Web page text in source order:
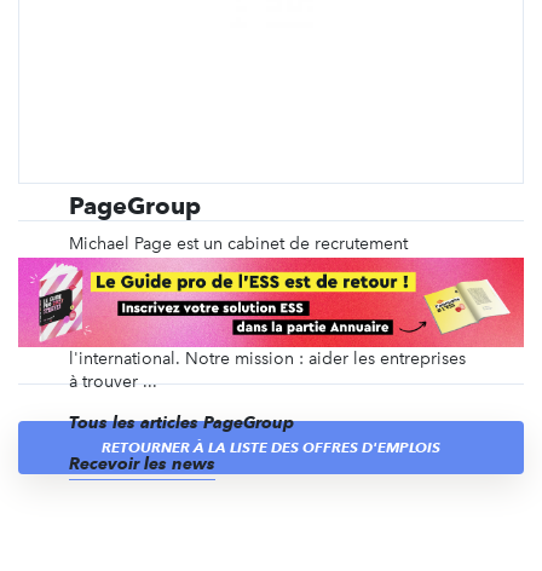
PageGroup
Michael Page est un cabinet de recrutement
spécialisé depuis plus de 40 ans dans le
recrutement en CDI, en intérim, en management de
transition, ainsi que du recrutement de dirigeants et
des recrutements volumiques, en France et à
l'international. Notre mission : aider les entreprises
à trouver ...
Tous les articles PageGroup
Recevoir les news
RETOURNER À LA LISTE DES OFFRES D'EMPLOIS